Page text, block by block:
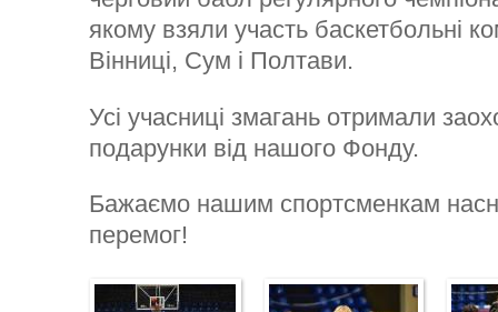
якому взяли участь баскетбольні
Вінниці, Сум і Полтави.
Усі учасниці змагань отримали
подарунки від нашого Фонду.
Бажаємо нашим спортсменкам
перемог!